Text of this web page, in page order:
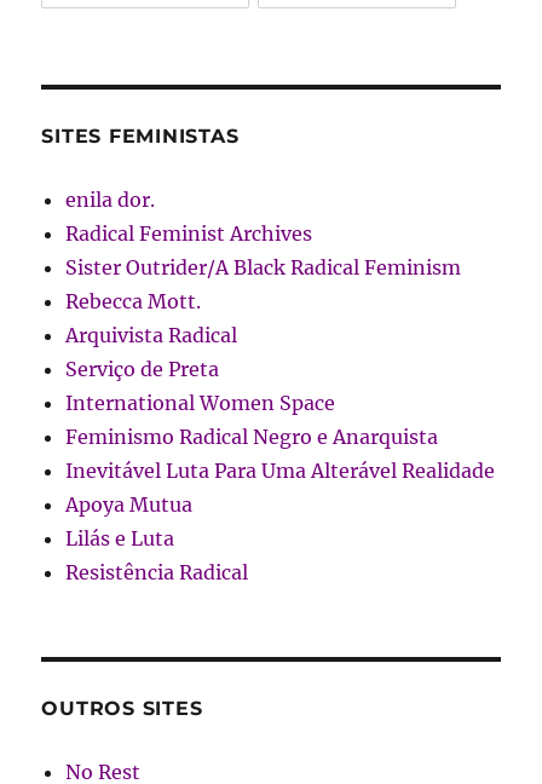
SITES FEMINISTAS
enila dor.
Radical Feminist Archives
Sister Outrider/A Black Radical Feminism
Rebecca Mott.
Arquivista Radical
Serviço de Preta
International Women Space
Feminismo Radical Negro e Anarquista
Inevitável Luta Para Uma Alterável Realidade
Apoya Mutua
Lilás e Luta
Resistência Radical
OUTROS SITES
No Rest